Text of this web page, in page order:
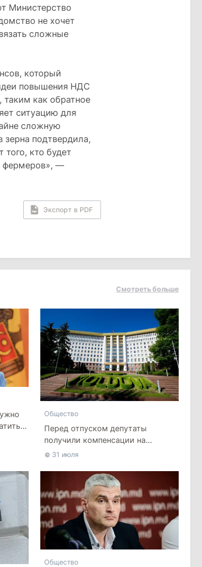
Министерство
не хочет
сложные
который
повышения НДС
таким как обратное
ситуацию для
сложную
зерна подтвердила,
кто будет
фермеров», —
Экспорт в PDF
Смотреть больше
Общество
Перед отпуском депутаты
получили компенсации на
лечение
31 июля
Общество